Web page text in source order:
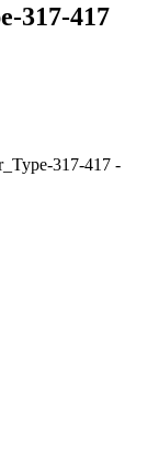
317-417